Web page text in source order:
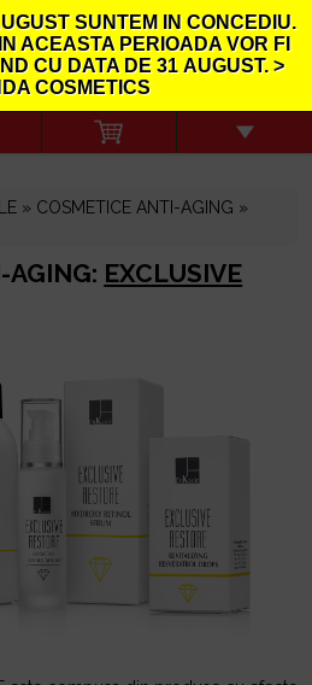
SUNTEM IN CONCEDIU.
ACEASTA PERIOADA VOR FI
CU DATA DE 31 AUGUST. >
COSMETICS
» COSMETICE ANTI-AGING »
AGING: EXCLUSIVE